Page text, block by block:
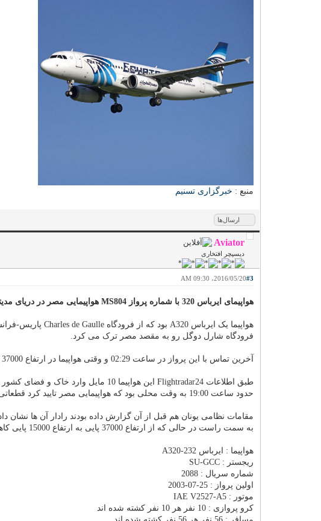
منبع : خبرگزاری تسنیم
ارسال‌ها
Aviator
دیسپچر افتخاری
#32016/05/20، 09:30 AM
هواپیمای ایرباس 320 با شماره پرواز MS804 هواپیمایی مصر در دریای مدیترانه حدودا 200 کیلومتری شمال مصر سقوط کرد.
فرودگاه شارل دوگل رو به مقصد مصر ترک می کرد.
آخرین تماس با این پرواز در ساعت 02:29 و وقتی هواپیما در ارتفاع 37000 پایی از سطح دریاهای آزاد بوده گرفته شده است.
طبق اطلاعات Flightradar24 این هواپیما 10 مایل وارد خاک و فضای کشور مصر از طریق نقطه ورودی KUMBI شده بود که تماسش قطع می شود.
حدود ساعت 19:00 به وقت محلی بود که هواپیمایی مصر تایید کرد قطعاتی از بدنه هواپیما در دریا مدیترانه پیدا شده است.
به سمت راست در حالی که از ارتفاع 37000 پایی به ارتفاع 15000 پایی کاهش ارتفاع می داده داشته است.
هواپیما : ایرباس A320-232
ریجستر : SU-GCC
شماره سریال : 2088
اولین پرواز : 25-07-2003
موتور : IAE V2527-A5
کرو پروازی : 10 نفر هر 10 نفر کشته شده اند